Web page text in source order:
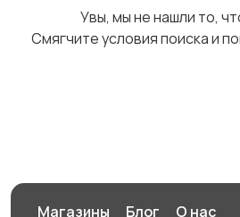
Образование и наука
Увы, мы не нашли то,
Смягчите условия поиска и
Магазины Блог
О нас